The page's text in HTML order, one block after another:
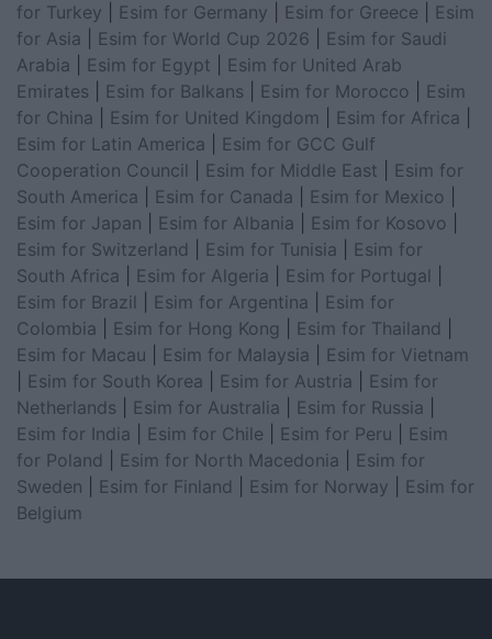
for Turkey
Esim for Germany Esim for Greece
Esim
for Asia
Esim for World Cup 2026
Esim for Saudi
Arabia
Esim for Egypt
Esim for United Arab
Emirates
Esim for Balkans Esim for Morocco
Esim
for China
Esim for United Kingdom Esim for Africa
Esim for Latin America
Esim for GCC Gulf
Cooperation Council
Esim for Middle East
Esim for
South America
Esim for Canada Esim for Mexico
Esim for Japan
Esim for Albania Esim for Kosovo
Esim for Switzerland
Esim for Tunisia
Esim for
South Africa
Esim for Algeria Esim for Portugal
Esim for Brazil
Esim for Argentina
Esim for
Colombia
Esim for Hong Kong Esim for Thailand
Esim for Macau
Esim for Malaysia
Esim for Vietnam
Esim for South Korea Esim for Austria
Esim for
Netherlands
Esim for Australia Esim for Russia
Esim for India
Esim for Chile Esim for Peru
Esim
for Poland
Esim for North Macedonia
Esim for
Sweden
Esim for Finland Esim for Norway
Esim for
Belgium